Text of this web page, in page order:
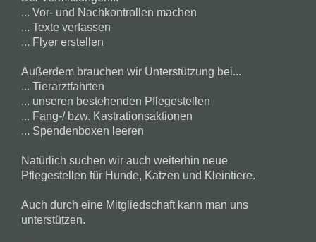
... Vor- und Nachkontrollen machen
... Texte verfassen
... Flyer erstellen
Außerdem brauchen wir Unterstützung bei...
... Tierarztfahrten
... unseren bestehenden Pflegestellen
... Fang-/ bzw. Kastrationsaktionen
... Spendenboxen leeren
Natürlich suchen wir auch weiterhin neue
Pflegestellen für Hunde, Katzen und Kleintiere.
Auch durch eine Mitgliedschaft kann man uns
unterstützen.